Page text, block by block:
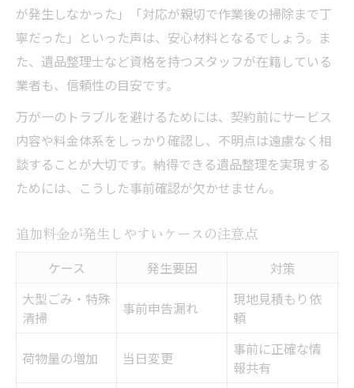
が発生しなかった」「対応が親切で作業後の掃除まで丁
寧だった」といった声は、安心材料となるでしょう。ま
た、遺品整理士など資格を持つスタッフが在籍している
業者も、信頼性の目安です。
万が一のトラブルを避けるためには、契約前にサービス
内容や料金体系をしっかり確認し、不明点は遠慮なく相
談することが大切です。納得できる遺品整理を実現する
ためには、こうした事前確認が欠かせません。
追加料金が発生しやすいケースの注意点
ケース 発生要因
対策
大型ごみ・特殊
清掃
事前申告漏れ
現地見積もり依
頼
荷物量の増加 当日変更
事前に正確な情
報共有